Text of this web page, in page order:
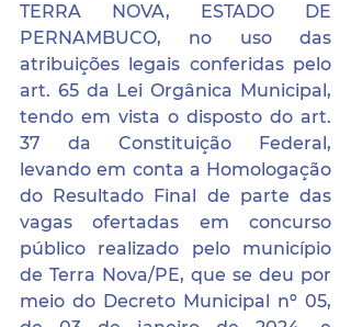
TERRA NOVA, ESTADO DE
PERNAMBUCO, no uso das
atribuições legais conferidas pelo
art. 65 da Lei Orgânica Municipal,
tendo em vista o disposto do art.
37 da Constituição Federal,
levando em conta a Homologação
do Resultado Final de parte das
vagas ofertadas em concurso
público realizado pelo município
de Terra Nova/PE, que se deu por
meio do Decreto Municipal nº 05,